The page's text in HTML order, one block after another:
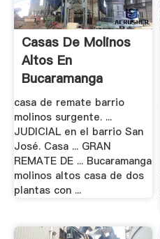
Casas De Molinos
Altos En
Bucaramanga
Santander
casa de remate barrio
molinos surgente. ...
JUDICIAL en el barrio San
José. Casa ... GRAN
REMATE DE ... Bucaramanga
molinos altos casa de dos
plantas con ...